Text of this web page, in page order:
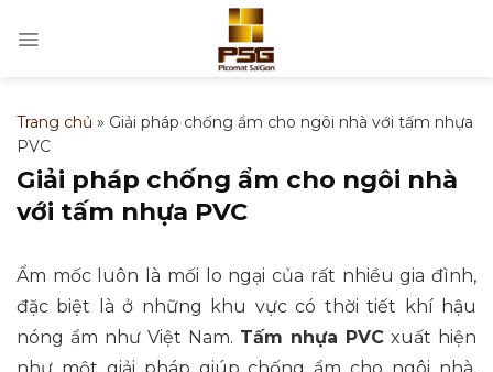
qua
Trang chủ » Giải pháp chống ẩm cho ngôi nhà với tấm nhựa
PVC
Giải pháp chống ẩm cho ngôi nhà
với tấm nhựa PVC
Ẩm mốc luôn là mối lo ngại của rất nhiều gia đình,
đặc biệt là ở những khu vực có thời tiết khí hậu
nóng ẩm như Việt Nam. Tấm nhựa PVC xuất hiện